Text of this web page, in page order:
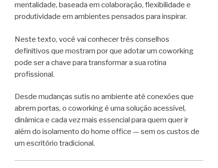
mentalidade, baseada em colaboração, flexibilidade e
produtividade em ambientes pensados para inspirar.
Neste texto, você vai conhecer três conselhos
definitivos que mostram por que adotar um coworking
pode ser a chave para transformar a sua rotina
profissional.
Desde mudanças sutis no ambiente até conexões que
abrem portas, o coworking é uma solução acessível,
dinâmica e cada vez mais essencial para quem quer ir
além do isolamento do home office — sem os custos de
um escritório tradicional.